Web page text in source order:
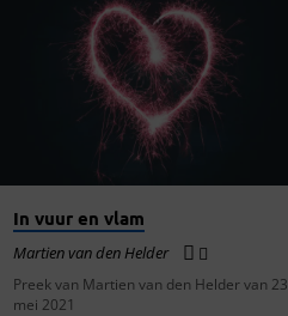
In vuur en vlam
Martien van den Helder
Preek van Martien van den Helder van 23
mei 2021